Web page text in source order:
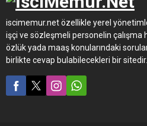
iscimemur.net özellikle yerel
işçi ve sözleşmeli personelin çalışma
özlük yada maaş konularındaki
birlikte cevap bulabilecekleri bir sitedir.